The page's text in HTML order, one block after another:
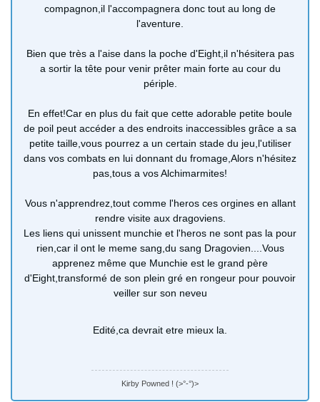
compagnon,il l'accompagnera donc tout au long de
l'aventure.
Bien que très a l'aise dans la poche d'Eight,il n'hésitera pas
a sortir la tête pour venir prêter main forte au cour du
périple.
En effet!Car en plus du fait que cette adorable petite boule
de poil peut accéder a des endroits inaccessibles grâce a sa
petite taille,vous pourrez a un certain stade du jeu,l'utiliser
dans vos combats en lui donnant du fromage,Alors n'hésitez
pas,tous a vos Alchimarmites!
Vous n'apprendrez,tout comme l'heros ces orgines en allant
rendre visite aux dragoviens.
Les liens qui unissent munchie et l'heros ne sont pas la pour
rien,car il ont le meme sang,du sang Dragovien....Vous
apprenez même que Munchie est le grand père
d'Eight,transformé de son plein gré en rongeur pour pouvoir
veiller sur son neveu
Edité,ca devrait etre mieux la.
Kirby Powned ! (>°-°)>